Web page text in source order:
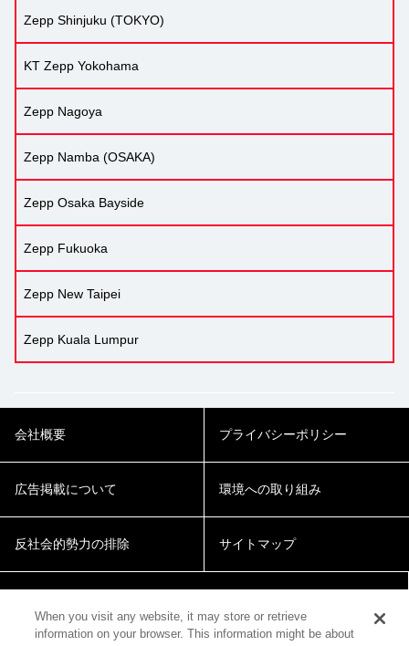
Zepp Shinjuku (TOKYO)
KT Zepp Yokohama
Zepp Nagoya
Zepp Namba (OSAKA)
Zepp Osaka Bayside
Zepp Fukuoka
Zepp New Taipei
Zepp Kuala Lumpur
会社概要 プライバシーポリシー
広告掲載について 環境への取り組み
反社会的勢力の排除 サイトマップ
When you visit any website, it may store or retrieve
information on your browser. This information might be about